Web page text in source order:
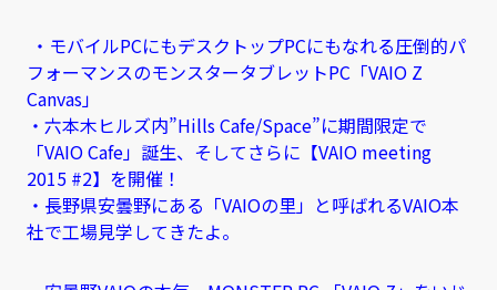
・モバイルPCにもデスクトップPCにもなれる圧倒的パ
フォーマンスのモンスタータブレットPC「VAIO Z
Canvas」
・六本木ヒルズ内”Hills Cafe/Space”に期間限定で
「VAIO Cafe」誕生、そしてさらに【VAIO meeting
2015 #2】を開催！
・長野県安曇野にある「VAIOの里」と呼ばれるVAIO本
社で工場見学してきたよ。